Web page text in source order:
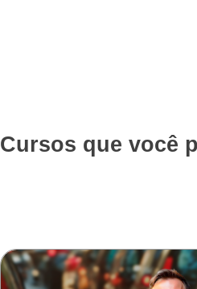
Cursos que você